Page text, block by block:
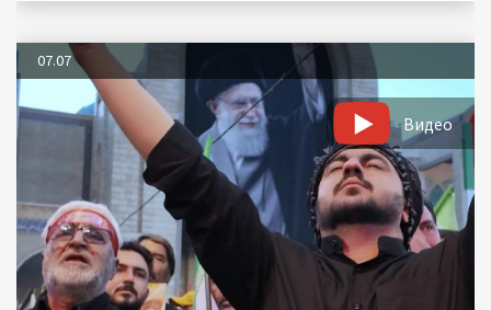
07.07
Видео